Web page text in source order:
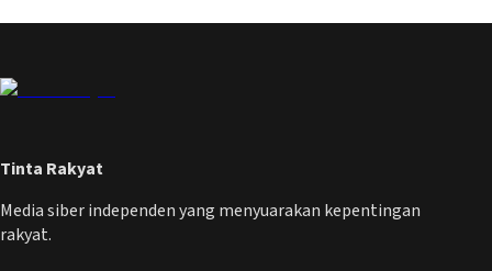
Tinta Rakyat
Media siber independen yang menyuarakan kepentingan
rakyat.